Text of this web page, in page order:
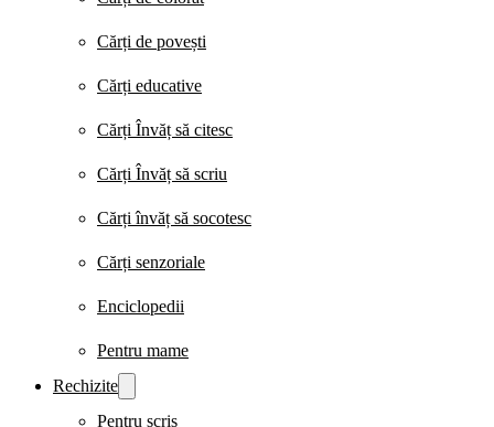
Cărți de povești
Cărți educative
Cărți Învăț să citesc
Cărți Învăț să scriu
Cărți învăț să socotesc
Cărți senzoriale
Enciclopedii
Pentru mame
Rechizite
Pentru scris